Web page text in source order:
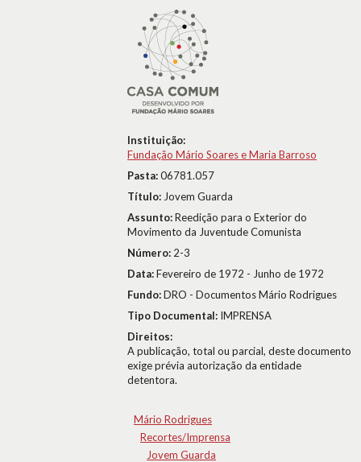
Instituição:
Fundação Mário Soares e Maria Barroso
Pasta:06781.057
Título: Jovem Guarda
Assunto:Reedição para o Exterior do
Movimento da Juventude Comunista
Número: 2-3
Data:Fevereiro de 1972 - Junho de 1972
Fundo:DRO - Documentos Mário Rodrigues
Tipo Documental: IMPRENSA
Direitos:
A publicação, total ou parcial, deste documento
exige prévia autorização da entidade
detentora.
Mário Rodrigues
Recortes/Imprensa
Jovem Guarda